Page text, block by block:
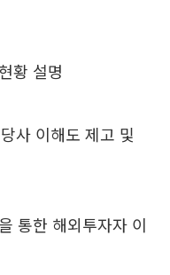
황 설명
사 이해도 제고 및
통한 해외투자자 이